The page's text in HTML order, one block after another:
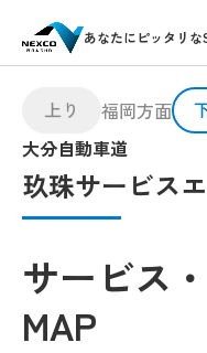
あなたにピッタリな
大分自動車道
玖珠サービス
上り 福岡方面
サービス
MAP